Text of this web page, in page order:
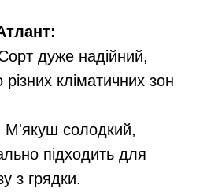
дуже надійний,
кліматичних зон
М'якуш солодкий,
підходить для
з грядки.